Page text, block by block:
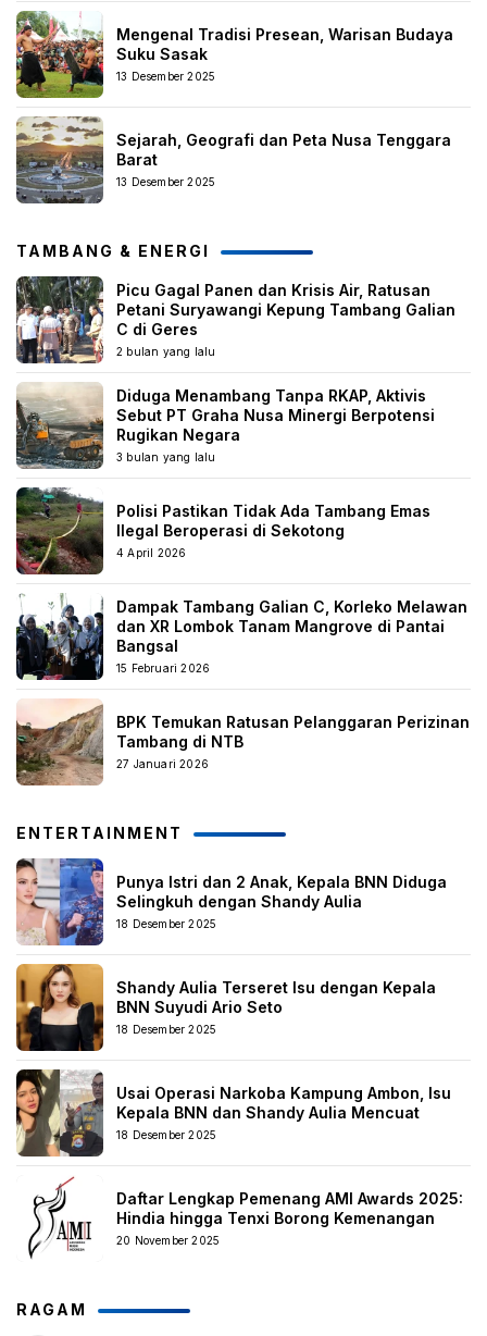
Mengenal Tradisi Presean, Warisan Budaya
Suku Sasak
13 Desember 2025
Sejarah, Geografi dan Peta Nusa Tenggara
Barat
13 Desember 2025
TAMBANG & ENERGI
Picu Gagal Panen dan Krisis Air, Ratusan
Petani Suryawangi Kepung Tambang Galian
C di Geres
2 bulan yang lalu
Diduga Menambang Tanpa RKAP, Aktivis
Sebut PT Graha Nusa Minergi Berpotensi
Rugikan Negara
3 bulan yang lalu
Polisi Pastikan Tidak Ada Tambang Emas
Ilegal Beroperasi di Sekotong
4 April 2026
Dampak Tambang Galian C, Korleko Melawan
dan XR Lombok Tanam Mangrove di Pantai
Bangsal
15 Februari 2026
BPK Temukan Ratusan Pelanggaran Perizinan
Tambang di NTB
27 Januari 2026
ENTERTAINMENT
Punya Istri dan 2 Anak, Kepala BNN Diduga
Selingkuh dengan Shandy Aulia
18 Desember 2025
Shandy Aulia Terseret Isu dengan Kepala
BNN Suyudi Ario Seto
18 Desember 2025
Usai Operasi Narkoba Kampung Ambon, Isu
Kepala BNN dan Shandy Aulia Mencuat
18 Desember 2025
Daftar Lengkap Pemenang AMI Awards 2025:
Hindia hingga Tenxi Borong Kemenangan
20 November 2025
RAGAM